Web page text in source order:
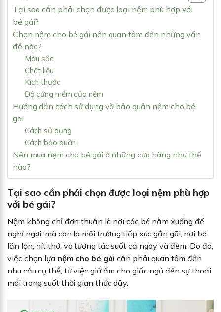
Tại sao cần phải chọn được loại nệm phù hợp với
bé gái?
Chọn nệm cho bé gái nên quan tâm đến những vấn
đề nào?
Màu sắc
Chất liệu
Kích thước
Độ cứng mềm của nệm
Hướng dẫn cách sử dụng và bảo quản nệm cho bé
gái
Cách sử dụng
Cách bảo quản
Nên mua nệm cho bé gái ở những cửa hàng như thế
nào?
Tại sao cần phải chọn được loại nệm phù hợp
với bé gái?
Nệm không chỉ đơn thuần là nơi các bé nằm xuống để
nghỉ ngơi, mà còn là môi trường tiếp xúc gần gũi, nơi bé
lăn lộn, hít thở, và tương tác suốt cả ngày và đêm. Do đó,
việc chọn lựa nệm cho bé gái cần phải quan tâm đến
nhu cầu cụ thể, từ việc giữ ấm cho giấc ngủ đến sự thoải
mái trong suốt thời gian thức dậy.